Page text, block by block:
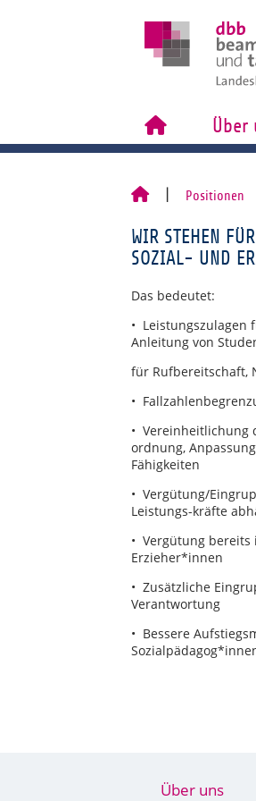
Über
Positionen
WIR STEHEN
SOZIAL- UND
Das bedeutet:
• Leistungszulagen
Anleitung von
für Rufbereitschaft,
•
• Vereinheitlichung
ordnung,
Fähigkeiten
• Vergütung/
Leistungs-kräfte
• Vergütung
Erzieher*innen
• Zusätzliche
Verantwortung
• Bessere
Über uns